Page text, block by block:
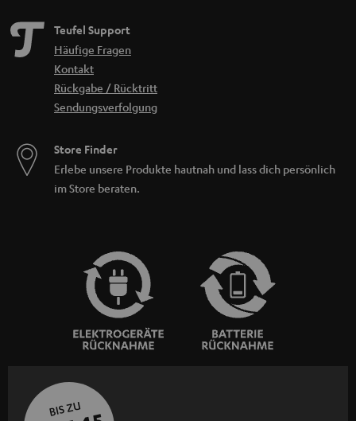
Teufel Support
Häufige Fragen
Kontakt
Rückgabe / Rücktritt
Sendungsverfolgung
Store Finder
Erlebe unsere Produkte hautnah und lass dich persönlich
im Store beraten.
BIS ZU